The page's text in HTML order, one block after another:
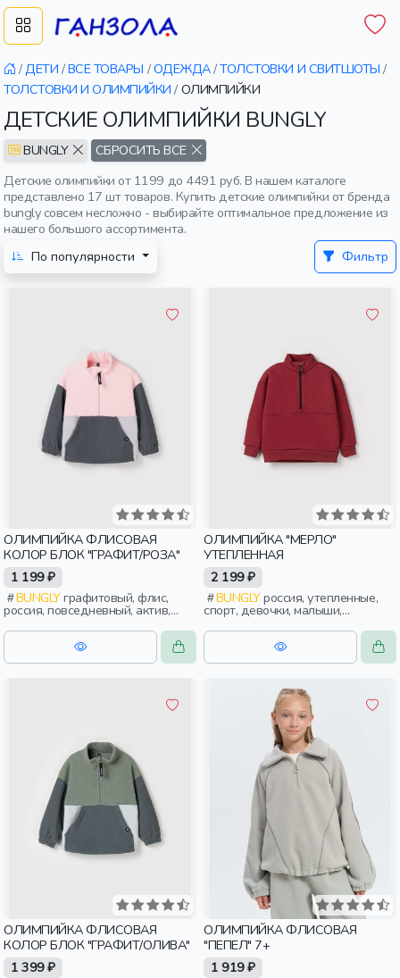
/ДЕТИ /ВСЕ ТОВАРЫ /ОДЕЖДА/ТОЛСТОВКИ И СВИТШОТЫ /
ТОЛСТОВКИ И ОЛИМПИЙКИ / ОЛИМПИЙКИ
ДЕТСКИЕ ОЛИМПИЙКИ BUNGLY
BUNGLY
СБРОСИТЬ ВСЕ
Детские олимпийки от 1199 до 4491 руб. В нашем каталоге
представлено 17 шт товаров. Купить детские олимпийки от бренда
bungly совсем несложно - выбирайте оптимальное предложение из
нашего большого ассортимента.
По популярности
Фильтр
ОЛИМПИЙКА ФЛИСОВАЯ
КОЛОР БЛОК "ГРАФИТ/РОЗА"
1 199 ₽
BUNGLYграфитовый, флис,
россия, повседневный, актив,
девочки, малыши, дошкольники,
дети
ОЛИМПИЙКА "МЕРЛО"
УТЕПЛЕННАЯ
2 199 ₽
BUNGLYроссия, утепленные,
спорт, девочки, малыши,
дошкольники, дети
ОЛИМПИЙКА ФЛИСОВАЯ
КОЛОР БЛОК "ГРАФИТ/ОЛИВА"
1 399 ₽
ОЛИМПИЙКА ФЛИСОВАЯ
"ПЕПЕЛ" 7+
1 919 ₽